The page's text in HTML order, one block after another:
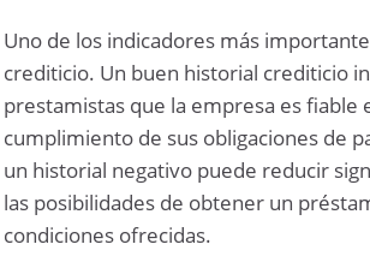
Uno de los indicadores más
crediticio. Un buen historial crediticio
prestamistas que la empresa es fiable
cumplimiento de sus obligaciones de
un historial negativo puede reducir
las posibilidades de obtener un
condiciones ofrecidas.